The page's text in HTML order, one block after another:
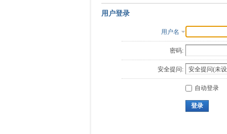
用户登录
用户名
密码:
安全提问:
自动登录
登录